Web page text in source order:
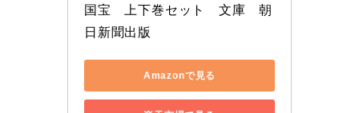
国宝　上下巻セット　文庫　朝
日新聞出版
Amazonで見る